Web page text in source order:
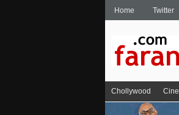
Home Twitter
Chollywood Cine